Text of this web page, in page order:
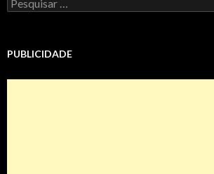
por:
PUBLICIDADE